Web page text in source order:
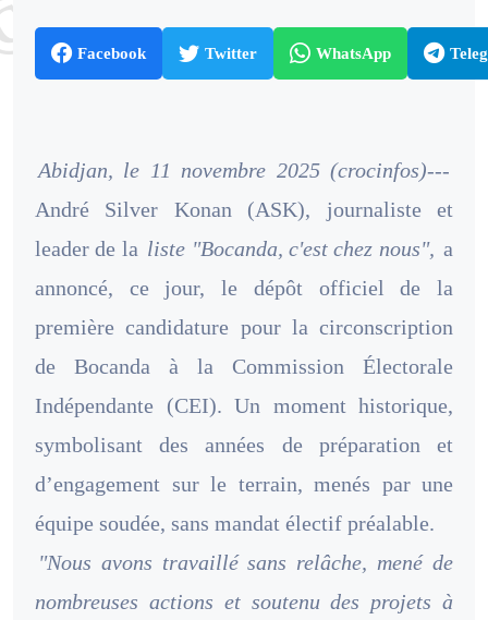
Facebook Twitter WhatsApp
Abidjan, le 11 novembre 2025 (crocinfos)---
André Silver Konan (ASK), journaliste et
leader de la liste "Bocanda, c'est chez nous", a
annoncé, ce jour, le dépôt officiel de la
première candidature pour la circonscription
de Bocanda à la Commission Électorale
Indépendante (CEI). Un moment historique,
symbolisant des années de préparation et
d’engagement sur le terrain, menés par une
équipe soudée, sans mandat électif préalable.
"Nous avons travaillé sans relâche, mené de
nombreuses actions et soutenu des projets à